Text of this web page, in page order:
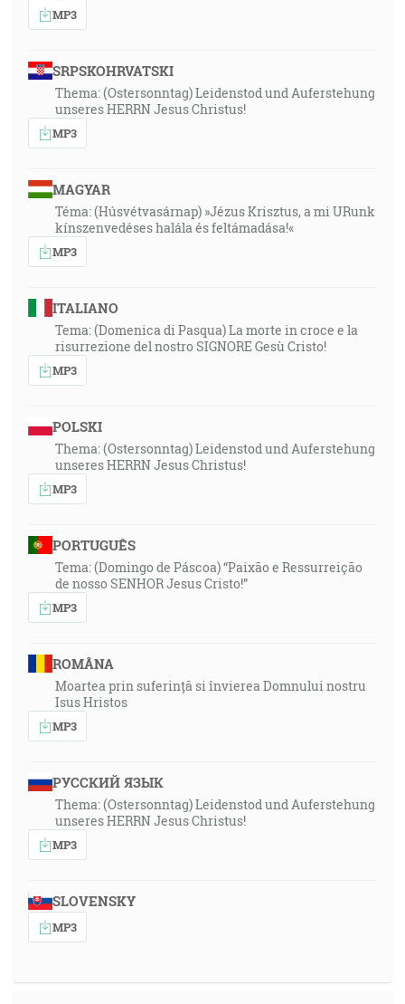
MP3
SRPSKOHRVATSKI
Thema: (Ostersonntag) Leidenstod und Auferstehung
unseres HERRN Jesus Christus!
MP3
MAGYAR
Téma: (Húsvétvasárnap) »Jézus Krisztus, a mi URunk
kínszenvedéses halála és feltámadása!«
MP3
ITALIANO
Tema: (Domenica di Pasqua) La morte in croce e la
risurrezione del nostro SIGNORE Gesù Cristo!
MP3
POLSKI
Thema: (Ostersonntag) Leidenstod und Auferstehung
unseres HERRN Jesus Christus!
MP3
PORTUGUÊS
Tema: (Domingo de Páscoa) “Paixão e Ressurreição
de nosso SENHOR Jesus Cristo!”
MP3
ROMÂNA
Moartea prin suferință si învierea Domnului nostru
Isus Hristos
MP3
РУССКИЙ ЯЗЫК
Thema: (Ostersonntag) Leidenstod und Auferstehung
unseres HERRN Jesus Christus!
MP3
SLOVENSKY
MP3